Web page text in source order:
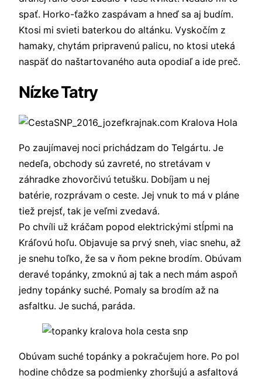
spať. Horko-ťažko zaspávam a hneď sa aj budím.
Ktosi mi svieti baterkou do altánku. Vyskočím z
hamaky, chytám pripravenú palicu, no ktosi uteká
naspäť do naštartovaného auta opodiaľ a ide preč.
Nízke Tatry
Po zaujímavej noci prichádzam do Telgártu. Je
nedeľa, obchody sú zavreté, no stretávam v
záhradke zhovorčivú tetušku. Dobíjam u nej
batérie, rozprávam o ceste. Jej vnuk to má v pláne
tiež prejsť, tak je veľmi zvedavá.
Po chvíli už kráčam popod elektrickými stĺpmi na
Kráľovú hoľu. Objavuje sa prvý sneh, viac snehu, až
je snehu toľko, že sa v ňom pekne brodím. Obúvam
deravé topánky, zmoknú aj tak a nech mám aspoň
jedny topánky suché. Pomaly sa brodím až na
asfaltku. Je suchá, paráda.
Obúvam suché topánky a pokračujem hore. Po pol
hodine chôdze sa podmienky zhoršujú a asfaltová